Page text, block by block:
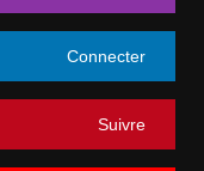
Connecter
Suivre